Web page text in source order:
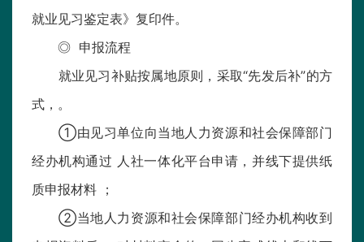
就业见习鉴定表》复印件。
◎ 申报流程
就业见习补贴按属地原则，采取“先发后补”的方
式，。
①由见习单位向当地人力资源和社会保障部门
经办机构通过 人社一体化平台申请，并线下提供纸
质申报材料 ；
②当地人力资源和社会保障部门经办机构收到